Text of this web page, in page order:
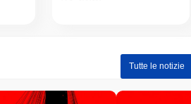
Tutte le notizie